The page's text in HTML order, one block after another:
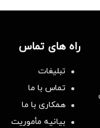
راه های تماس
تبلیغات
تماس با ما
همکاری با ما
بیانیه مأموریت